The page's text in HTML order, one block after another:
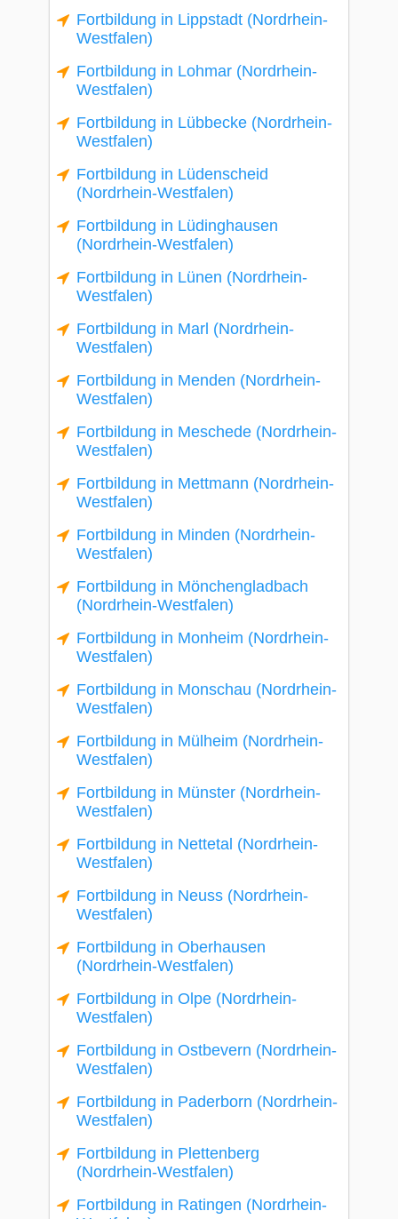
Fortbildung in Lippstadt (Nordrhein-
Westfalen)
Fortbildung in Lohmar (Nordrhein-
Westfalen)
Fortbildung in Lübbecke (Nordrhein-
Westfalen)
Fortbildung in Lüdenscheid
(Nordrhein-Westfalen)
Fortbildung in Lüdinghausen
(Nordrhein-Westfalen)
Fortbildung in Lünen (Nordrhein-
Westfalen)
Fortbildung in Marl (Nordrhein-
Westfalen)
Fortbildung in Menden (Nordrhein-
Westfalen)
Fortbildung in Meschede (Nordrhein-
Westfalen)
Fortbildung in Mettmann (Nordrhein-
Westfalen)
Fortbildung in Minden (Nordrhein-
Westfalen)
Fortbildung in Mönchengladbach
(Nordrhein-Westfalen)
Fortbildung in Monheim (Nordrhein-
Westfalen)
Fortbildung in Monschau (Nordrhein-
Westfalen)
Fortbildung in Mülheim (Nordrhein-
Westfalen)
Fortbildung in Münster (Nordrhein-
Westfalen)
Fortbildung in Nettetal (Nordrhein-
Westfalen)
Fortbildung in Neuss (Nordrhein-
Westfalen)
Fortbildung in Oberhausen
(Nordrhein-Westfalen)
Fortbildung in Olpe (Nordrhein-
Westfalen)
Fortbildung in Ostbevern (Nordrhein-
Westfalen)
Fortbildung in Paderborn (Nordrhein-
Westfalen)
Fortbildung in Plettenberg
(Nordrhein-Westfalen)
Fortbildung in Ratingen (Nordrhein-